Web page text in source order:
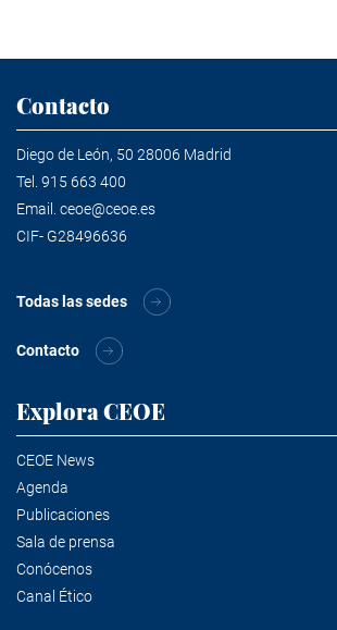
Contacto
Diego de León, 50 28006 Madrid
Tel. 915 663 400
Email. ceoe@ceoe.es
CIF- G28496636
Todas las sedes
Contacto
Explora CEOE
CEOE News
Agenda
Publicaciones
Sala de prensa
Conócenos
Canal Ético